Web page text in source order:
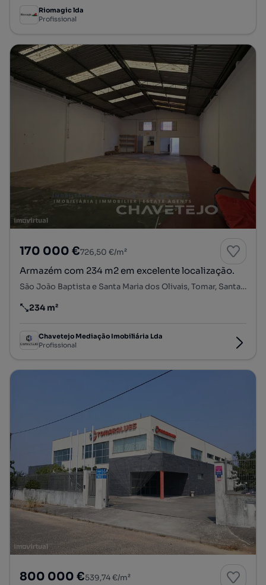
Riomagic lda
Profissional
170 000 €726,50 €/m²
Armazém com 234 m2 em excelente localização.
São João Baptista e Santa Maria dos Olivais, Tomar, Santarém
Preço por metro quadrado
234 m²
Chavetejo Mediação Imobiliária Lda
Profissional
800 000 €539,74 €/m²